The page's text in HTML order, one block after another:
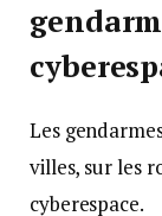
Les
villes, sur les
cyberespace.